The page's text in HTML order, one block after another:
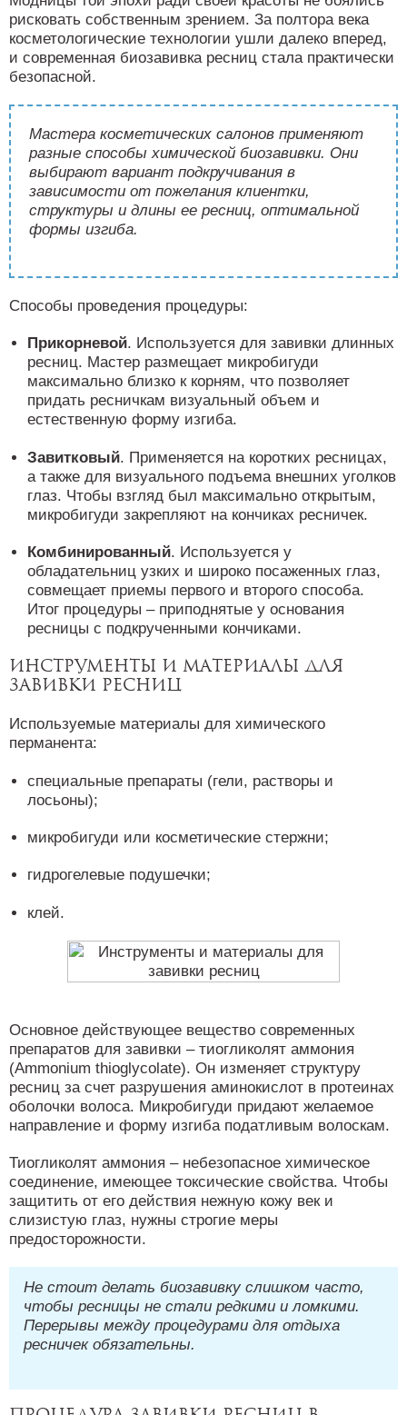
рисковать собственным зрением. За полтора века
косметологические технологии ушли далеко вперед,
и современная биозавивка ресниц стала практически
безопасной.
Мастера косметических салонов применяют
разные способы химической биозавивки. Они
выбирают вариант подкручивания в
зависимости от пожелания клиентки,
структуры и длины ее ресниц, оптимальной
формы изгиба.
Способы проведения процедуры:
Прикорневой. Используется для завивки длинных
ресниц. Мастер размещает микробигуди
максимально близко к корням, что позволяет
придать ресничкам визуальный объем и
естественную форму изгиба.
Завитковый. Применяется на коротких ресницах,
а также для визуального подъема внешних уголков
глаз. Чтобы взгляд был максимально открытым,
микробигуди закрепляют на кончиках ресничек.
Комбинированный. Используется у
обладательниц узких и широко посаженных глаз,
совмещает приемы первого и второго способа.
Итог процедуры – приподнятые у основания
ресницы с подкрученными кончиками.
Инструменты и материалы для
завивки ресниц
Используемые материалы для химического
перманента:
специальные препараты (гели, растворы и
лосьоны);
микробигуди или косметические стержни;
гидрогелевые подушечки;
клей.
Основное действующее вещество современных
препаратов для завивки – тиогликолят аммония
(Ammonium thioglycolate). Он изменяет структуру
ресниц за счет разрушения аминокислот в протеинах
оболочки волоса. Микробигуди придают желаемое
направление и форму изгиба податливым волоскам.
Тиогликолят аммония – небезопасное химическое
соединение, имеющее токсические свойства. Чтобы
защитить от его действия нежную кожу век и
слизистую глаз, нужны строгие меры
предосторожности.
Не стоит делать биозавивку слишком часто,
чтобы ресницы не стали редкими и ломкими.
Перерывы между процедурами для отдыха
ресничек обязательны.